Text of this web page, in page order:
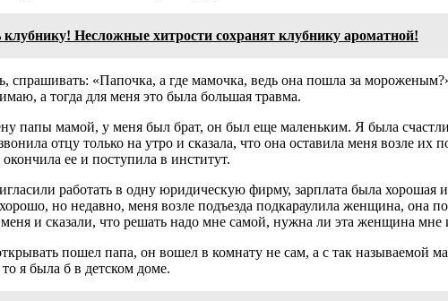
клубнику! Несложные хитрости сохранят клубнику ароматной!
спрашивать: «Папочка, а где мамочка, ведь она пошла за
а тогда для меня это была большая травма.
папы мамой, у меня был брат, он был еще маленьким. Я была
отцу только на утро и сказала, что она оставила меня возле
ее и поступила в институт.
работать в одну юридическую фирму, зарплата была хорошая
но недавно, меня возле подъезда подкараулила женщина, она
и сказали, что решать надо мне самой, нужна ли эта женщина мне
пошел папа, он вошел в комнату не сам, а с так называемой
я была б в детском доме.